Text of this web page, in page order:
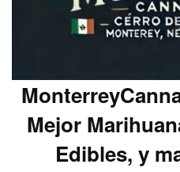
Mejor
Edibles, y